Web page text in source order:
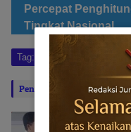
Percepat
Tingkat Nasional
Tag: pleno rekapitulasi
Penulis: Ramadhan
Perguruan